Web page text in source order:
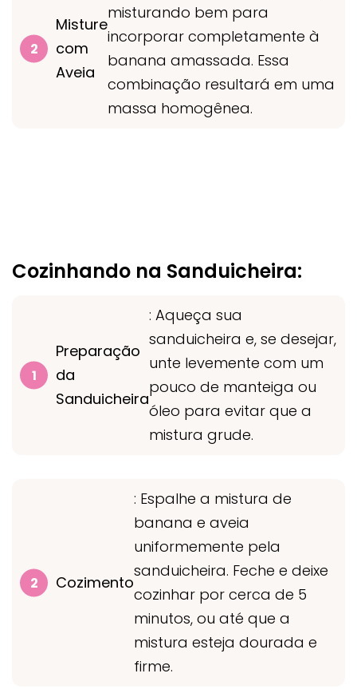
Misture
com
Aveia
misturando bem para
incorporar completamente à
banana amassada. Essa
combinação resultará em uma
massa homogênea.
Cozinhando na Sanduicheira:
Preparação
da
Sanduicheira
: Aqueça sua
sanduicheira e, se desejar,
unte levemente com um
pouco de manteiga ou
óleo para evitar que a
mistura grude.
Cozimento
: Espalhe a mistura de
banana e aveia
uniformemente pela
sanduicheira. Feche e deixe
cozinhar por cerca de 5
minutos, ou até que a
mistura esteja dourada e
firme.